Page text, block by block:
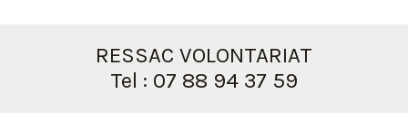
RESSAC VOLONTARIAT
Tel : 07 88 94 37 59